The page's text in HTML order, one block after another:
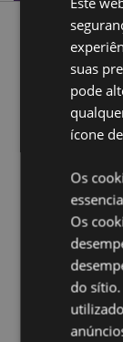
Descrição
Base Mundial
Material:
Quer
a nossa
Informação
suas
pode
ícone
Os
Os
do sítio.